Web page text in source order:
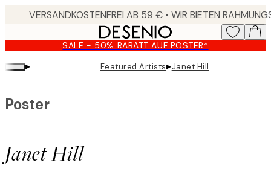
content.
SALE - 50% RABATT AUF POSTER*
▸ Featured Artists▸Janet Hill
Janet Hill
Poster